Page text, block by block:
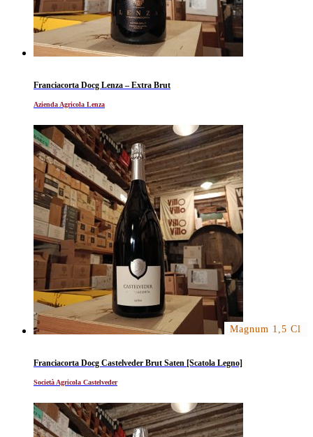
Franciacorta Docg Lenza – Extra Brut
Azienda Agricola Lenza
Magnum 1,5 Cl
Franciacorta Docg Castelveder Brut Saten [Scatola Legno]
Società Agricola Castelveder